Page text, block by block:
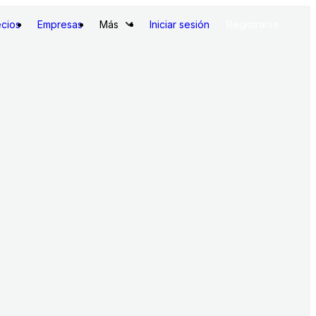
Empresas Más Iniciar sesión